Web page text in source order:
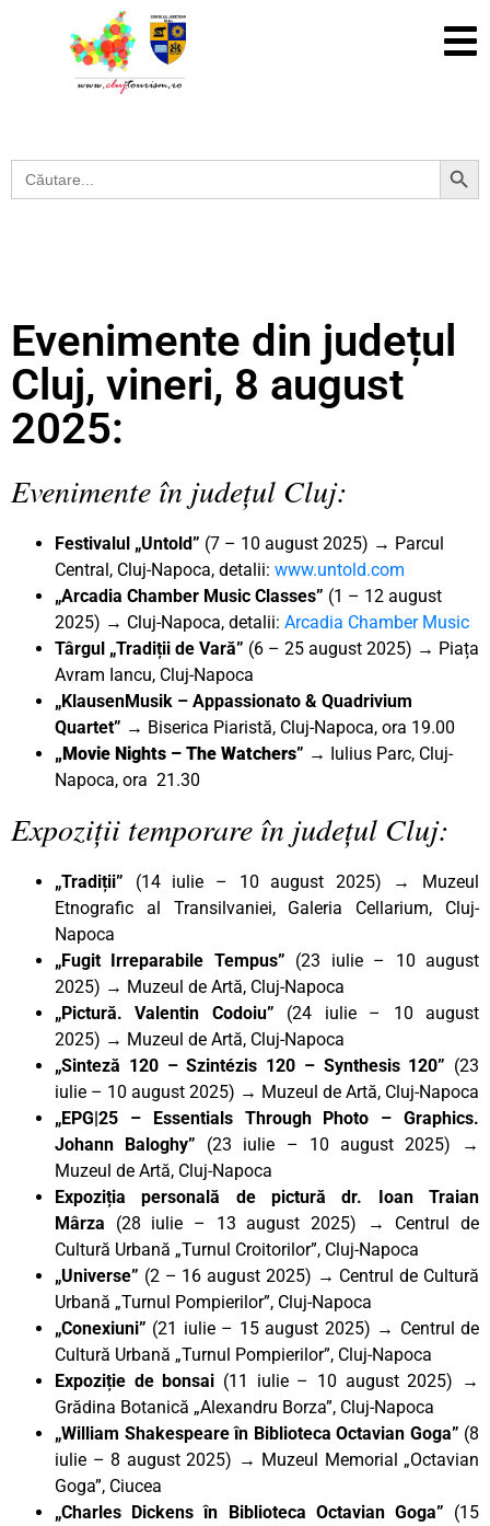
Search
for:
Search Button
Evenimente din județul
Cluj, vineri, 8 august
2025:
Evenimente în județul Cluj:
Festivalul „Untold” (7 – 10 august 2025) → Parcul
Central, Cluj-Napoca, detalii: www.untold.com
„Arcadia Chamber Music Classes” (1 – 12 august
2025) → Cluj-Napoca, detalii: Arcadia Chamber Music
Târgul „Tradiții de Vară” (6 – 25 august 2025) → Piața
Avram Iancu, Cluj-Napoca
„KlausenMusik – Appassionato & Quadrivium
Quartet” → Biserica Piaristă, Cluj-Napoca, ora 19.00
„Movie Nights – The Watchers” → Iulius Parc, Cluj-
Napoca, ora 21.30
Expoziții temporare în județul Cluj:
„Tradiții” (14 iulie – 10 august 2025) → Muzeul
Etnografic al Transilvaniei, Galeria Cellarium, Cluj-
Napoca
„Fugit Irreparabile Tempus” (23 iulie – 10 august
2025) → Muzeul de Artă, Cluj-Napoca
„Pictură. Valentin Codoiu” (24 iulie – 10 august
2025) → Muzeul de Artă, Cluj-Napoca
„Sinteză 120 – Szintézis 120 – Synthesis 120” (23
iulie – 10 august 2025) → Muzeul de Artă, Cluj-Napoca
„EPG|25 – Essentials Through Photo – Graphics.
Johann Baloghy” (23 iulie – 10 august 2025) →
Muzeul de Artă, Cluj-Napoca
Expoziția personală de pictură dr. Ioan Traian
Mârza (28 iulie – 13 august 2025) → Centrul de
Cultură Urbană „Turnul Croitorilor”, Cluj-Napoca
„Universe” (2 – 16 august 2025) → Centrul de Cultură
Urbană „Turnul Pompierilor”, Cluj-Napoca
„Conexiuni” (21 iulie – 15 august 2025) → Centrul de
Cultură Urbană „Turnul Pompierilor”, Cluj-Napoca
Expoziție de bonsai (11 iulie – 10 august 2025) →
Grădina Botanică „Alexandru Borza”, Cluj-Napoca
„William Shakespeare în Biblioteca Octavian Goga” (8
iulie – 8 august 2025) → Muzeul Memorial „Octavian
Goga”, Ciucea
„Charles Dickens în Biblioteca Octavian Goga” (15